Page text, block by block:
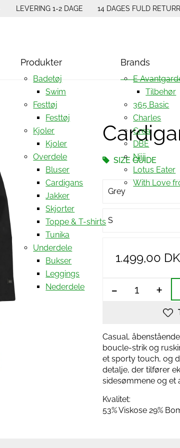
LEVERING 1-2 DAGE 14 DAGES FULD
Produkter
Badetøj
Swim
Festtøj
Festtøj
Kjoler
Kjoler
Overdele
Bluser
Cardigans
Jakker
Skjorter
Toppe & T-shirts
Tunika
Underdele
Bukser
Leggings
Nederdele
Brands
E
Tilbehør
365 Basic
Charles
Crea
DBE
Nijii
Lotus Eater
With Love
SIZE GUIDE
Grey
S
1.499,00
- +
Casual,
boucle-strik og
et sporty touch, og
detalje, der tilfører
sidesømmene og et
Kvalitet:
53% Viskose 29%